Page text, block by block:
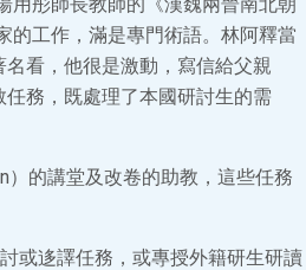
的工作，滿是專門術語。林阿釋當
看，他很是激動，寫信給父親
務，既處理了本國研討生的需
的講堂及改卷的助教，這些任務
或迻譯任務，或專授外籍研生研讀